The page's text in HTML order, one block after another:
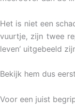
Het is niet een
vuurtje, zijn twee
leven’ uitgebeeld
Bekijk hem dus
Voor een juist